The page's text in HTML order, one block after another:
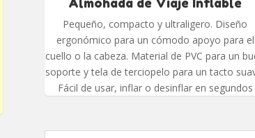
Pequeño, compacto y ultraligero. Diseño
ergonómico para un cómodo apoyo para el
cuello o la cabeza. Material de PVC para un
soporte y tela de terciopelo para un tacto
Fácil de usar, inflar o desinflar en segundos